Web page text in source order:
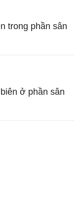
trong phần sân
ở phần sân